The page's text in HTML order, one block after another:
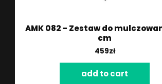
AMK 082 – Zestaw do
cm
459zł
add to cart